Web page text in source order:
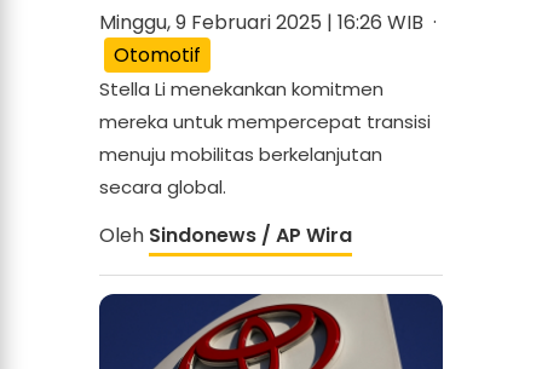
Minggu, 9 Februari 2025 | 16:26 WIB ·
Otomotif
Stella Li menekankan komitmen
mereka untuk mempercepat transisi
menuju mobilitas berkelanjutan
secara global.
Oleh Sindonews / AP Wira